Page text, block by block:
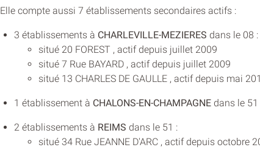
Elle compte aussi 7 établissements secondaires actifs :
3 établissements à CHARLEVILLE-MEZIERES dans le 08 :
situé 20 FOREST , actif depuis juillet 2009
situé 7 Rue BAYARD , actif depuis juillet 2009
situé 13 CHARLES DE GAULLE , actif depuis mai
1 établissement à CHALONS-EN-CHAMPAGNE dans le 51
2 établissements à REIMS dans le 51 :
situé 34 Rue JEANNE D'ARC , actif depuis octobre